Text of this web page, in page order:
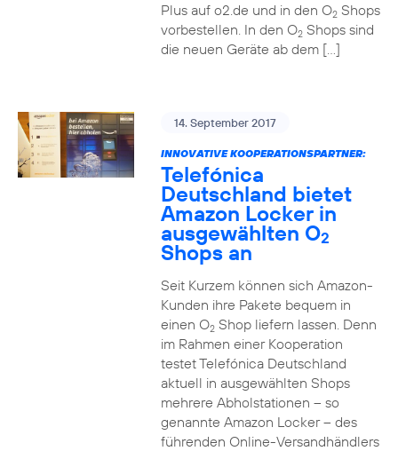
Plus auf o2.de und in den O2Shops
vorbestellen. In den O2Shops sind
die neuen Geräte ab dem […]
14. September 2017
INNOVATIVE KOOPERATIONSPARTNER:
Telefónica
Deutschland bietet
Amazon Locker in
ausgewählten O2
Shops an
Seit Kurzem können sich Amazon-
Kunden ihre Pakete bequem in
einen O2Shop liefern lassen. Denn
im Rahmen einer Kooperation
testet Telefónica Deutschland
aktuell in ausgewählten Shops
mehrere Abholstationen – so
genannte Amazon Locker – des
führenden Online-Versandhändlers